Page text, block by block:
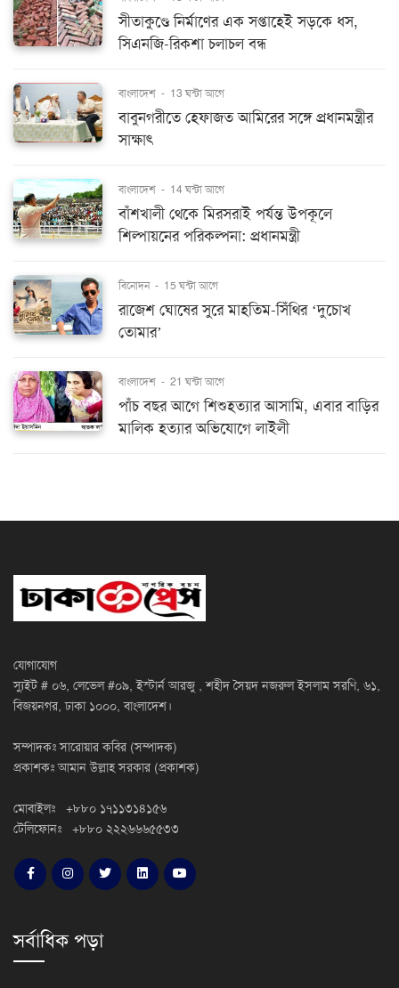
সীতাকুণ্ডে নির্মাণের এক সপ্তাহেই সড়কে ধস,
সিএনজি-রিকশা চলাচল বন্ধ
বাংলাদেশ - 13 ঘন্টা আগে
বাবুনগরীতে হেফাজত আমিরের সঙ্গে প্রধানমন্ত্রীর
সাক্ষাৎ
বাংলাদেশ - 14 ঘন্টা আগে
বাঁশখালী থেকে মিরসরাই পর্যন্ত উপকূলে
শিল্পায়নের পরিকল্পনা: প্রধানমন্ত্রী
বিনোদন - 15 ঘন্টা আগে
রাজেশ ঘোষের সুরে মাহতিম-সিঁথির ‘দুচোখ
তোমার’
বাংলাদেশ - 21 ঘন্টা আগে
পাঁচ বছর আগে শিশুহত্যার আসামি, এবার বাড়ির
মালিক হত্যার অভিযোগে লাইলী
যোগাযোগ
স্যুইট # ০৬, লেভেল #০৯, ইস্টার্ন আরজু , শহীদ সৈয়দ নজরুল ইসলাম সরণি, ৬১,
বিজয়নগর, ঢাকা ১০০০, বাংলাদেশ।
সম্পাদকঃ সারোয়ার কবির (সম্পাদক)
প্রকাশকঃ আমান উল্লাহ সরকার (প্রকাশক)
মোবাইলঃ +৮৮০ ১৭১১৩১৪১৫৬
টেলিফোনঃ +৮৮০ ২২২৬৬৬৫৫৩৩
সর্বাধিক পড়া